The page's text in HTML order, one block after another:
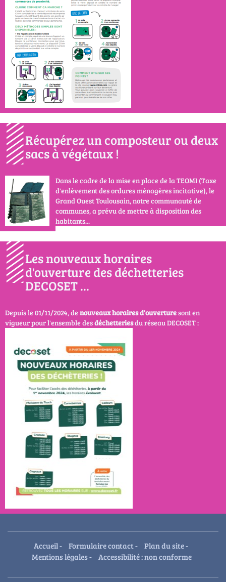
Récupérez un composteur ou deux
sacs à végétaux !
Dans le cadre de la mise en place de la TEOMI (Taxe
d'enlèvement des ordures ménagères incitative), le
Grand Ouest Toulousain, notre communauté de
communes, a prévu de mettre à disposition des
habitants...
Les nouveaux horaires
d'ouverture des déchetteries
DECOSET ...
Depuis le 01/11/2024, denouveaux horaires d'ouverturesont en
vigueur pour l'ensemble desdéchetteriesdu réseau DECOSET :
Accueil- Formulaire contact- Plan du site-
Mentions légales- Accessibilité : non conforme